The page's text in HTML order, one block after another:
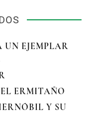
UN EJEMPLAR
ERMITAÑO
Y SU